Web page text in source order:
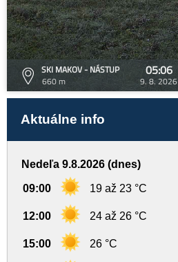
SKI MAKOV - NÁSTUP
660 m
05:06
9. 8. 2026
Aktuálne info
Nedeľa 9.8.2026 (dnes)
09:00 19 až 23 °C
12:00 24 až 26 °C
15:00 26 °C